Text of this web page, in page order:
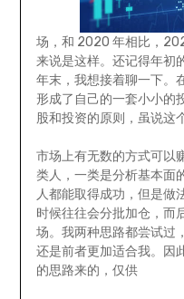
场，和 2020 年相比，
来说是这样。还记得年初
年末，我想接着聊一下。
形成了自己的一套小小的
股和投资的原则，虽说这
市场上有无数的方式可以
类人，一类是分析基本面
人都能取得成功，但是做
时候往往会分批加仓，而
场。我两种思路都尝试过
还是前者更加适合我。因
的思路来的，仅供